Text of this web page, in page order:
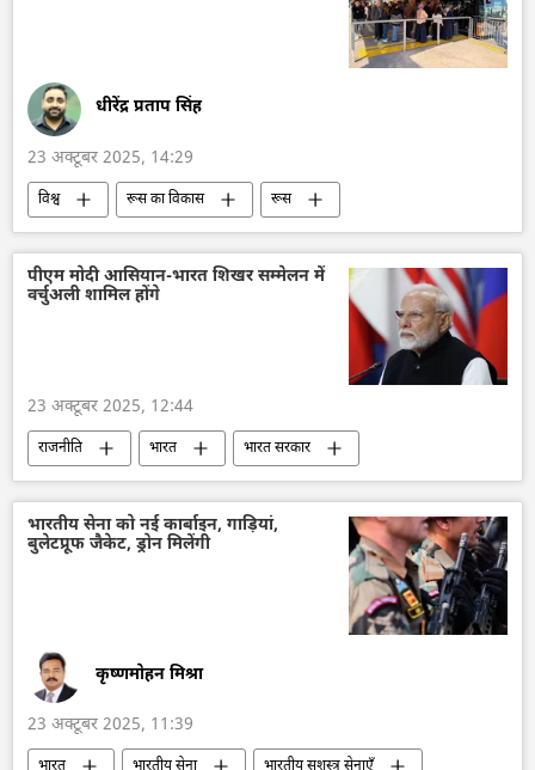
धीरेंद्र प्रताप सिंह
23 अक्टूबर 2025, 14:29
विश्व रूस का विकास
रूस
मास्को
Sputnik तुर्की
पीएम मोदी आसियान-भारत शिखर सम्मेलन में
वर्चुअली शामिल होंगे
23 अक्टूबर 2025, 12:44
राजनीति भारत
भारत सरकार
भारत का विकास
नरेन्द्र मोदी
मलेशिया
विदेश मंत्रालय
भारत का विदेश मंत्रालय (MEA)
एस. जयशंकर
भारतीय सेना को नई कार्बाइन, गाड़ियां,
बुलेटप्रूफ जैकेट, ड्रोन मिलेंगी
कृष्णमोहन मिश्रा
23 अक्टूबर 2025, 11:39